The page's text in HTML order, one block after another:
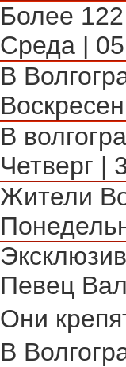
Более
Среда |
В
В
Четверг |
Жители
Певец
Они
В